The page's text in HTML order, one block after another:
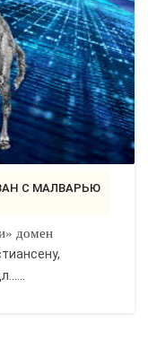
домен